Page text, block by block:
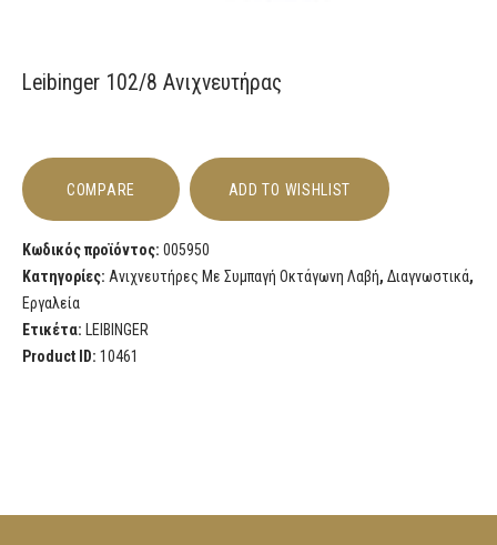
Leibinger 102/8 Ανιχνευτήρας
COMPARE ADD TO WISHLIST
Κωδικός προϊόντος: 005950
Κατηγορίες: Ανιχνευτήρες Με Συμπαγή Οκτάγωνη Λαβή, Διαγνωστικά,
Εργαλεία
Ετικέτα: LEIBINGER
Product ID: 10461